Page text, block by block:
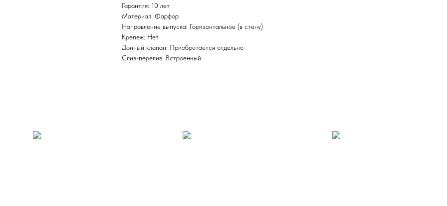
Гарантия: 10 лет
Материал: Фарфор
Направление выпуска: Горизонтальное (в стену)
Крепеж: Нет
Донный клапан: Приобретается отдельно
Слив-перелив: Встроенный